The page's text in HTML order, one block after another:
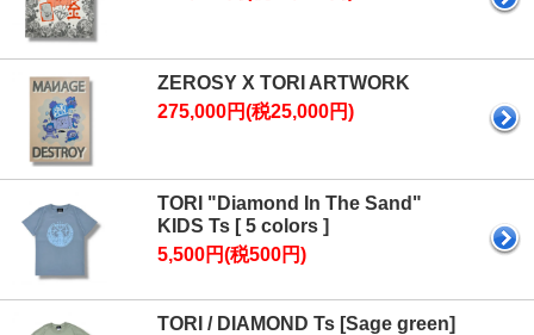
ZEROSY X TORI ARTWORK
275,000円(税25,000円)
TORI "Diamond In The Sand"
KIDS Ts [ 5 colors ]
5,500円(税500円)
TORI / DIAMOND Ts [Sage green]